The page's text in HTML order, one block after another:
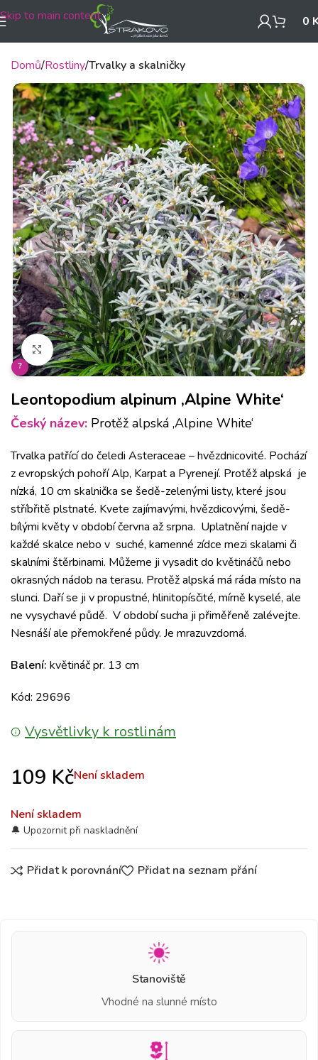
Skip to main content 0
Domů Rostliny Trvalky a skalničky
Klikněte pro zvětšení
?
Leontopodium alpinum ‚Alpine White‘
Český název: Protěž alpská ‚Alpine White‘
Trvalka patřící do čeledi Asteraceae – hvězdnicovité. Pochází
z evropských pohoří Alp, Karpat a Pyrenejí. Protěž alpská je
nízká, 10 cm skalnička se šedě-zelenými listy, které jsou
stříbřitě plstnaté. Kvete zajímavými, hvězdicovými, šedě-
bílými květy v období června až srpna. Uplatnění najde v
každé skalce nebo v suché, kamenné zídce mezi skalami či
skalními štěrbinami. Můžeme ji vysadit do květináčů nebo
okrasných nádob na terasu. Protěž alpská má ráda místo na
slunci. Daří se ji v propustné, hlinitopísčité, mírně kyselé, ale
ne vysychavé půdě. V období sucha ji přiměřeně zalévejte.
Nesnáší ale přemokřené půdy. Je mrazuvzdorná.
Balení: květináč pr. 13 cm
Kód: 29696
Vysvětlivky k rostlinám
109 KčNení skladem
Není skladem
Přidat k porovnání Přidat na seznam přání
Stanoviště
Vhodné na slunné místo